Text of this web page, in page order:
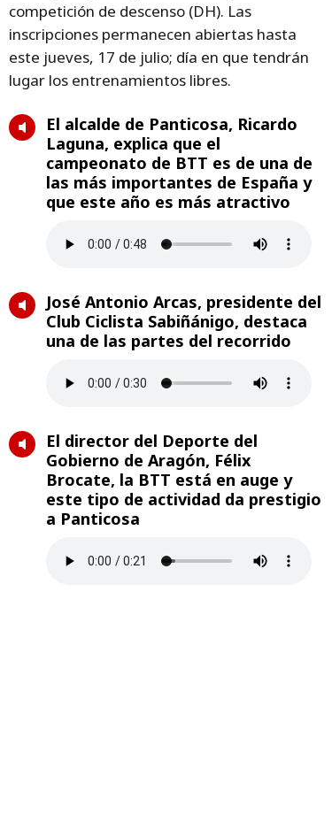
competición de descenso (DH). Las
inscripciones permanecen abiertas hasta
este jueves, 17 de julio; día en que tendrán
lugar los entrenamientos libres.
El alcalde de Panticosa, Ricardo
Laguna, explica que el
campeonato de BTT es de una de
las más importantes de España y
que este año es más atractivo
José Antonio Arcas, presidente del
Club Ciclista Sabiñánigo, destaca
una de las partes del recorrido
El director del Deporte del
Gobierno de Aragón, Félix
Brocate, la BTT está en auge y
este tipo de actividad da prestigio
a Panticosa